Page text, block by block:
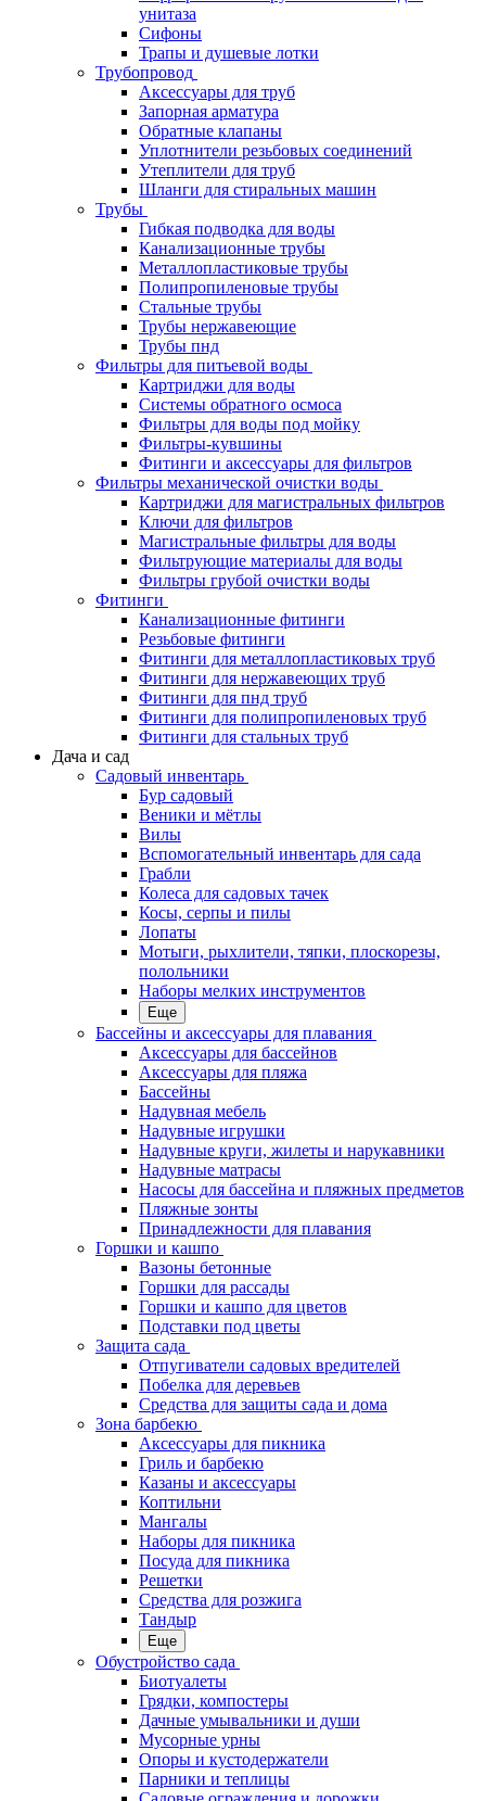
унитаза
Сифоны
Трапы и душевые лотки
Трубопровод
Аксессуары для труб
Запорная арматура
Обратные клапаны
Уплотнители резьбовых соединений
Утеплители для труб
Шланги для стиральных машин
Трубы
Гибкая подводка для воды
Канализационные трубы
Металлопластиковые трубы
Полипропиленовые трубы
Стальные трубы
Трубы нержавеющие
Трубы пнд
Фильтры для питьевой воды
Картриджи для воды
Системы обратного осмоса
Фильтры для воды под мойку
Фильтры-кувшины
Фитинги и аксессуары для фильтров
Фильтры механической очистки воды
Картриджи для магистральных фильтров
Ключи для фильтров
Магистральные фильтры для воды
Фильтрующие материалы для воды
Фильтры грубой очистки воды
Фитинги
Канализационные фитинги
Резьбовые фитинги
Фитинги для металлопластиковых труб
Фитинги для нержавеющих труб
Фитинги для пнд труб
Фитинги для полипропиленовых труб
Фитинги для стальных труб
Дача и сад
Садовый инвентарь
Бур садовый
Веники и мётлы
Вилы
Вспомогательный инвентарь для сада
Грабли
Колеса для садовых тачек
Косы, серпы и пилы
Лопаты
Мотыги, рыхлители, тяпки, плоскорезы,
полольники
Наборы мелких инструментов
Еще
Бассейны и аксессуары для плавания
Аксессуары для бассейнов
Аксессуары для пляжа
Бассейны
Надувная мебель
Надувные игрушки
Надувные круги, жилеты и нарукавники
Надувные матрасы
Насосы для бассейна и пляжных предметов
Пляжные зонты
Принадлежности для плавания
Горшки и кашпо
Вазоны бетонные
Горшки для рассады
Горшки и кашпо для цветов
Подставки под цветы
Защита сада
Отпугиватели садовых вредителей
Побелка для деревьев
Средства для защиты сада и дома
Зона барбекю
Аксессуары для пикника
Гриль и барбекю
Казаны и аксессуары
Коптильни
Мангалы
Наборы для пикника
Посуда для пикника
Решетки
Средства для розжига
Тандыр
Еще
Обустройство сада
Биотуалеты
Грядки, компостеры
Дачные умывальники и души
Мусорные урны
Опоры и кустодержатели
Парники и теплицы